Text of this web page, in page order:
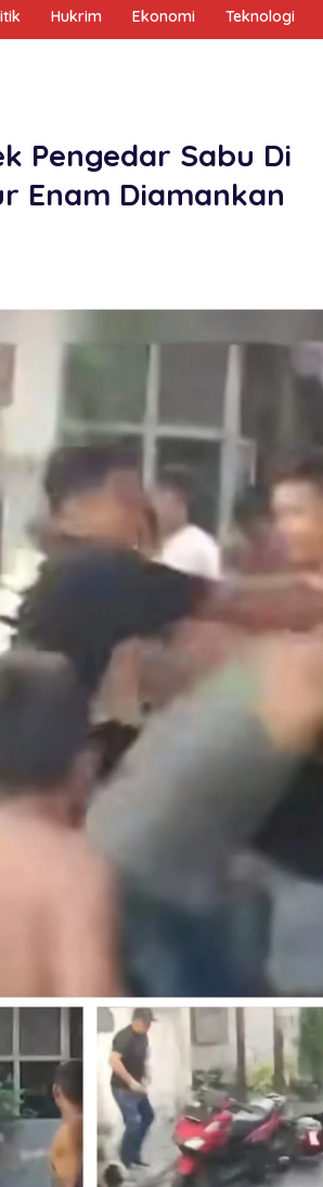
Hukrim Ekonomi Teknologi
Pengedar Sabu Di
Enam Diamankan